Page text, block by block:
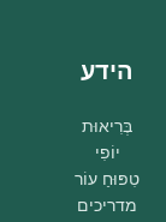
הידע
בְּרִיאוּת
יוֹפִי
טִפּוּחַ עוֹר
מדריכים